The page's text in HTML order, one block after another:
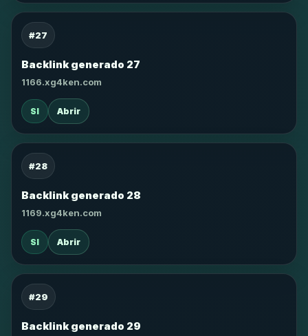
#27
Backlink generado 27
1166.xg4ken.com
SI Abrir
#28
Backlink generado 28
1169.xg4ken.com
SI Abrir
#29
Backlink generado 29